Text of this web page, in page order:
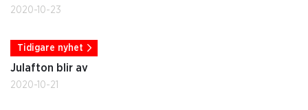
2020-10-23
Tidigare nyhet
Julafton blir av
2020-10-21